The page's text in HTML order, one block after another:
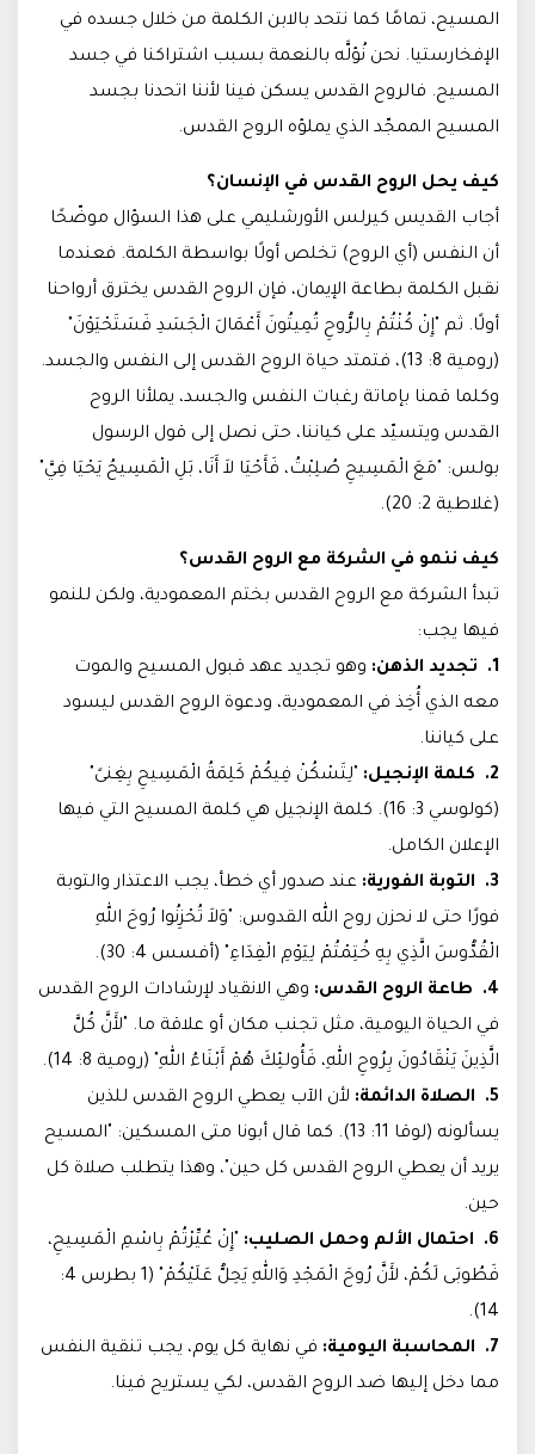
المسيح، تمامًا كما نتحد بالابن الكلمة من خلال جسده في
الإفخارستيا. نحن نُؤلَّه بالنعمة بسبب اشتراكنا في جسد
المسيح. فالروح القدس يسكن فينا لأننا اتحدنا بجسد
المسيح الممجّد الذي يملؤه الروح القدس.
كيف يحل الروح القدس في الإنسان؟
أجاب القديس كيرلس الأورشليمي على هذا السؤال موضّحًا
أن النفس (أي الروح) تخلص أولًا بواسطة الكلمة. فعندما
نقبل الكلمة بطاعة الإيمان، فإن الروح القدس يخترق أرواحنا
أولًا. ثم "إِنْ كُنْتُمْ بِالرُّوحِ تُمِيتُونَ أَعْمَالَ الْجَسَدِ فَسَتَحْيَوْنَ"
(رومية 8: 13)، فتمتد حياة الروح القدس إلى النفس والجسد.
وكلما قمنا بإماتة رغبات النفس والجسد، يملأنا الروح
القدس ويتسيّد على كياننا، حتى نصل إلى قول الرسول
بولس: "مَعَ الْمَسِيحِ صُلِبْتُ، فَأَحْيَا لاَ أَنَا، بَلِ الْمَسِيحُ يَحْيَا فِيَّ"
(غلاطية 2: 20).
كيف ننمو في الشركة مع الروح القدس؟
تبدأ الشركة مع الروح القدس بختم المعمودية، ولكن للنمو
فيها يجب:
1. تجديد الذهن:
وهو تجديد عهد قبول المسيح والموت
معه الذي أُخِذ في المعمودية، ودعوة الروح القدس ليسود
على كياننا.
2. كلمة الإنجيل:
"لِتَسْكُنْ فِيكُمْ كَلِمَةُ الْمَسِيحِ بِغِنىً"
(كولوسي 3: 16). كلمة الإنجيل هي كلمة المسيح التي فيها
الإعلان الكامل.
3. التوبة الفورية:
عند صدور أي خطأ، يجب الاعتذار والتوبة
فورًا حتى لا نحزن روح الله القدوس: "وَلاَ تُحْزِنُوا رُوحَ اللهِ
الْقُدُّوسَ الَّذِي بِهِ خُتِمْتُمْ لِيَوْمِ الْفِدَاءِ" (أفسس 4: 30).
4. طاعة الروح القدس:
وهي الانقياد لإرشادات الروح القدس
في الحياة اليومية، مثل تجنب مكان أو علاقة ما. "لأَنَّ كُلَّ
الَّذِينَ يَنْقَادُونَ بِرُوحِ اللهِ، فَأُولئِكَ هُمْ أَبْنَاءُ اللهِ" (رومية 8: 14).
5. الصلاة الدائمة:
لأن الآب يعطي الروح القدس للذين
يسألونه (لوقا 11: 13). كما قال أبونا متى المسكين: "المسيح
يريد أن يعطي الروح القدس كل حين"، وهذا يتطلب صلاة كل
حين.
6. احتمال الألم وحمل الصليب:
"إِنْ عُيِّرْتُمْ بِاسْمِ الْمَسِيحِ،
فَطُوبَى لَكُمْ، لأَنَّ رُوحَ الْمَجْدِ وَاللهِ يَحِلُّ عَلَيْكُمْ" (1 بطرس 4:
14).
7. المحاسبة اليومية:
في نهاية كل يوم، يجب تنقية النفس
مما دخل إليها ضد الروح القدس، لكي يستريح فينا.